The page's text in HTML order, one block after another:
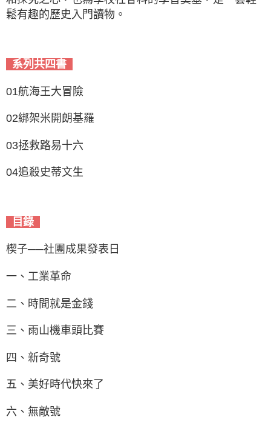
鬆有趣的歷史入門讀物。
系列共四書
01航海王大冒險
02綁架米開朗基羅
03拯救路易十六
04追殺史蒂文生
目錄
楔子──社團成果發表日
一、工業革命
二、時間就是金錢
三、雨山機車頭比賽
四、新奇號
五、美好時代快來了
六、無敵號